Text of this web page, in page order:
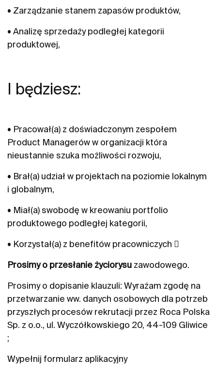
• Zarządzanie stanem zapasów produktów,
• Analizę sprzedaży podległej kategorii
produktowej,
I będziesz:
• Pracował(a) z doświadczonym zespołem
Product Managerów w organizacji która
nieustannie szuka możliwości rozwoju,
• Brał(a) udział w projektach na poziomie lokalnym
i globalnym,
• Miał(a) swobodę w kreowaniu portfolio
produktowego podległej kategorii,
• Korzystał(a) z benefitów pracowniczych 
Prosimy o przesłanie życiorysu zawodowego.
Prosimy o dopisanie klauzuli: Wyrażam zgodę na
przetwarzanie ww. danych osobowych dla potrzeb
przyszłych procesów rekrutacji przez Roca Polska
Sp. z o.o., ul. Wyczółkowskiego 20, 44-109 Gliwice
;
Wypełnij formularz aplikacyjny